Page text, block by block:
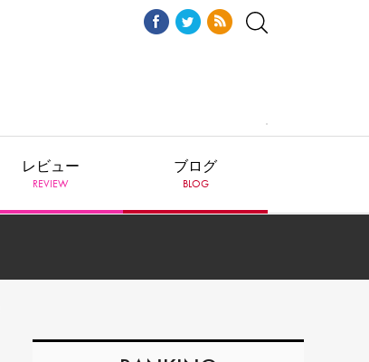
レビュー
REVIEW
ブログ
BLOG